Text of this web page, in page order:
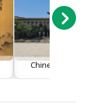
Chine - Un